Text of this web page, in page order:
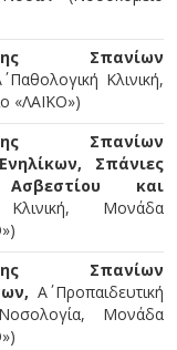
Σπανίων
Παθολογική Κλινική,
«ΛΑΪΚΟ»)
Σπανίων
Σπάνιες
Ασβεστίου και
Μονάδα
Σπανίων
Α΄ Προπαιδευτική
Μονάδα